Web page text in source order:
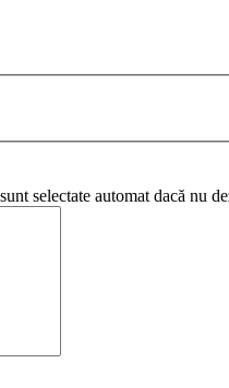
selectate automat dacă nu